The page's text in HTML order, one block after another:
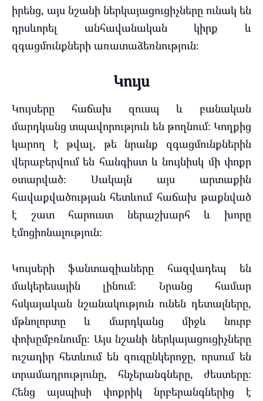
իրենց, այս նշանի ներկայացուցիչները ունակ են
դրսևորել անհավանական կիրք և
զգացմունքների առատաձեռնություն։
Կույս
Կույսերը հաճախ զուսպ և բանական
մարդկանց տպավորություն են թողնում։ Կողքից
կարող է թվալ, թե նրանք զգացմունքներին
վերաբերվում են հանգիստ և նույնիսկ մի փոքր
օտարված։ Սակայն այս արտաքին
հավաքվածության հետևում հաճախ թաքնված
է շատ հարուստ ներաշխարհ և խորը
էմոցիոնալություն։
Կույսերի ֆանտազիաները հազվադեպ են
մակերեսային լինում։ Նրանց համար
հսկայական նշանակություն ունեն դետալները,
մթնոլորտը և մարդկանց միջև նուրբ
փոխըմբռնումը։ Այս նշանի ներկայացուցիչները
ուշադիր հետևում են զուգընկերոջը, որսում են
տրամադրությունը, հնչերանգները, ժեստերը։
Հենց այսպիսի փոքրիկ նրբերանգներից է